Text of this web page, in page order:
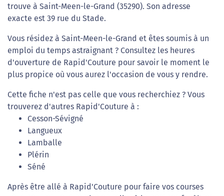
trouve à Saint-Meen-le-Grand (35290). Son adresse
exacte est 39 rue du Stade.
Vous résidez à Saint-Meen-le-Grand et êtes soumis à un
emploi du temps astraignant ? Consultez les heures
d'ouverture de Rapid'Couture pour savoir le moment le
plus propice où vous aurez l'occasion de vous y rendre.
Cette fiche n'est pas celle que vous recherchiez ? Vous
trouverez d'autres Rapid'Couture à :
Cesson-Sévigné
Langueux
Lamballe
Plérin
Séné
Après être allé à Rapid'Couture pour faire vos courses